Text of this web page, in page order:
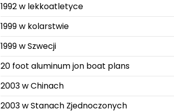
1992 w lekkoatletyce
1999 w kolarstwie
1999 w Szwecji
20 foot aluminum jon boat plans
2003 w Chinach
2003 w Stanach Zjednoczonych